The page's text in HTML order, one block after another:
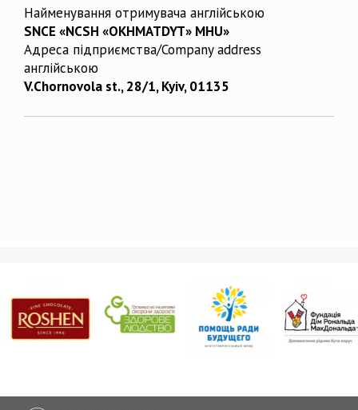
Найменування отримувача англійською
SNCE «NCSH «OKHMATDYT» MHU»
Адреса підприємства/Company address
англійською
V.Chornovola st., 28/1, Kyiv, 01135